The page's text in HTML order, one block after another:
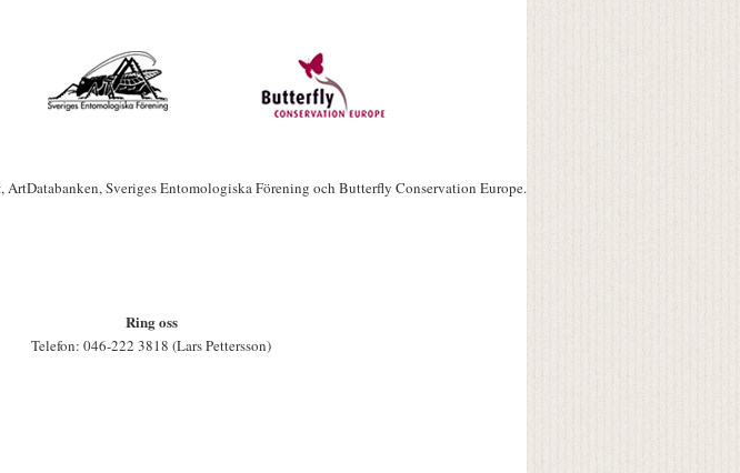
Sveriges Entomologiska Förening och Butterfly Conservation Europe.
Ring oss
Telefon: 046-222 3818 (Lars Pettersson)